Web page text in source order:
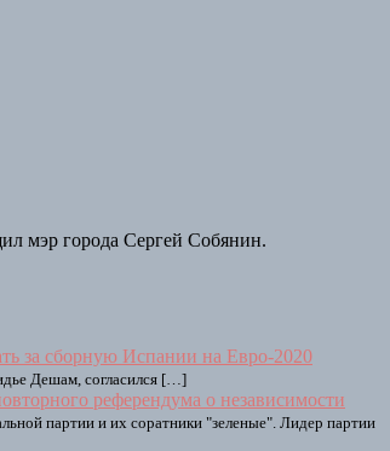
мэр города Сергей Собянин.
за сборную Испании на Евро-2020
Дешам, согласился […]
референдума о независимости
партии и их соратники "зеленые". Лидер партии